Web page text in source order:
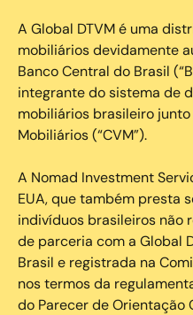
A Global DTVM é uma
mobiliários devidamente
Banco Central do Brasil
integrante do sistema de
mobiliários brasileiro
Mobiliários (“CVM”).
‍A Nomad Investment
EUA, que também presta
indivíduos brasileiros não
de parceria com a Global
Brasil e registrada na
nos termos da
do Parecer de